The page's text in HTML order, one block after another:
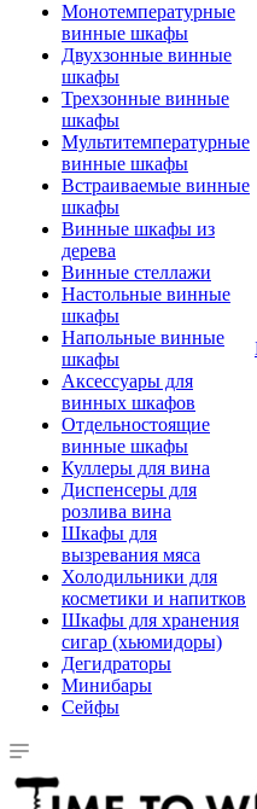
Монотемпературные
винные шкафы
Двухзонные винные
шкафы
Трехзонные винные
шкафы
Мультитемпературные
винные шкафы
Встраиваемые винные
шкафы
Винные шкафы из
дерева
Винные стеллажи
Настольные винные
шкафы
Напольные винные
шкафы
Аксессуары для
винных шкафов
Отдельностоящие
винные шкафы
Куллеры для вина
Диспенсеры для
розлива вина
Шкафы для
вызревания мяса
Холодильники для
косметики и напитков
Шкафы для хранения
сигар (хьюмидоры)
Дегидраторы
Минибары
Сейфы